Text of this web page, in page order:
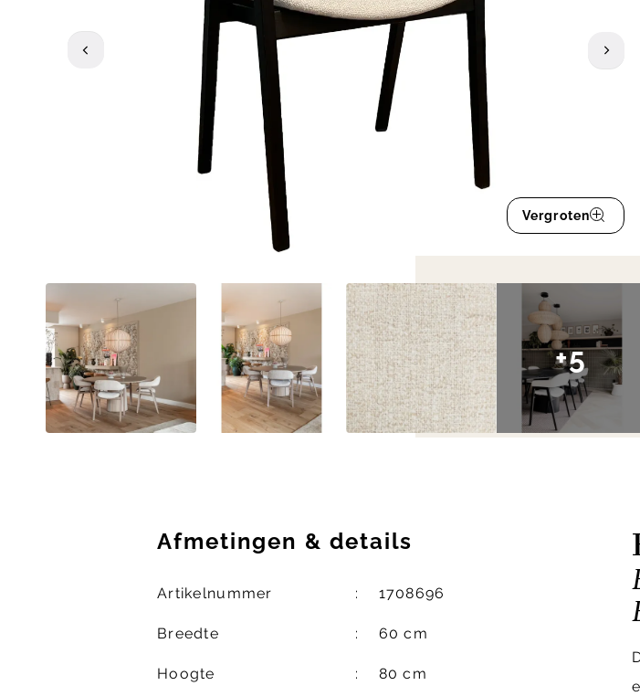
Vergroten
+5
Afmetingen & details
Artikelnummer 1708696
Breedte 60 cm
Hoogte 80 cm